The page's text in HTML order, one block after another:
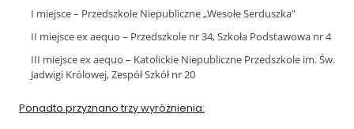
I miejsce – Przedszkole Niepubliczne „Wesołe Serduszka”
II miejsce ex aequo – Przedszkole nr 34, Szkoła Podstawowa nr 4
III miejsce ex aequo – Katolickie Niepubliczne Przedszkole im. Św.
Jadwigi Królowej, Zespół Szkół nr 20
Ponadto przyznano trzy wyróżnienia: